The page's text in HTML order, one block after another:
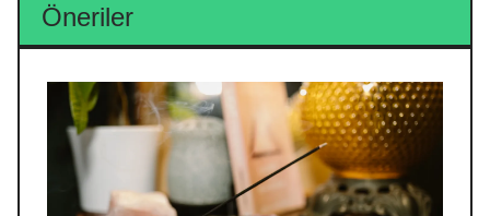
Öneriler